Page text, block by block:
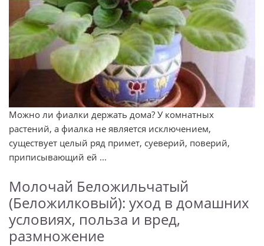
Можно ли фиалки держать дома? У комнатных
растений, а фиалка не является исключением,
существует целый ряд примет, суеверий, поверий,
приписывающий ей ...
Молочай Беложильчатый
(Беложилковый): уход в домашних
условиях, польза и вред,
размножение